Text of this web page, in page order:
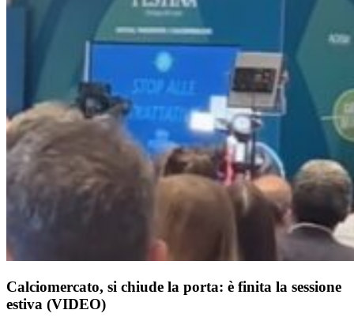
Calciomercato, si chiude la porta: è finita la sessione
estiva (VIDEO)